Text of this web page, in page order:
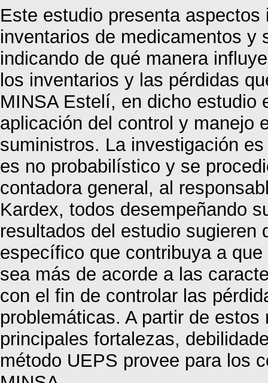
Este estudio presenta
inventarios de medicamentos
indicando de qué manera
los inventarios y las pérdidas
MINSA Estelí, en dicho estudio
aplicación del control y manejo
suministros. La investigación
es no probabilístico y se
contadora general, al
Kardex, todos desempeñando
resultados del estudio sugieren
específico que contribuya a
sea más de acorde a las
con el fin de controlar las
problemáticas. A partir de
principales fortalezas,
método UEPS provee para los